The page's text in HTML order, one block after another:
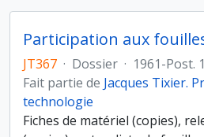
JT367 · Dossier · 1961-Post.
Fait partie de Jacques Tixier.
technologie
Fiches de matériel (copies),